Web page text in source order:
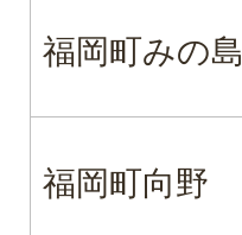
福岡町みの島
福岡町向野